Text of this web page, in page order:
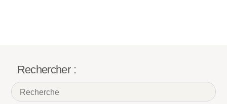
Rechercher :